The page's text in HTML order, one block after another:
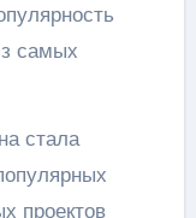
самых
стала
проектов